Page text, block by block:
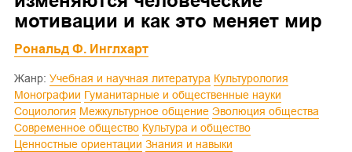
мотивации и как это меняет мир
Рональд Ф. Инглхарт
Жанр: Учебная и научная литература
Культурология
Монографии
Гуманитарные и общественные науки
Социология
Межкультурное общение
Эволюция общества
Современное общество
Культура и общество
Ценностные ориентации
Знания и навыки